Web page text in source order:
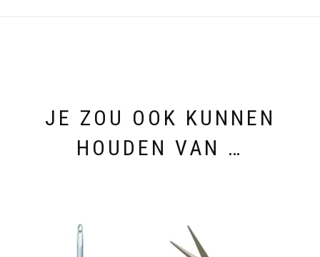
JE ZOU OOK KUNNEN
HOUDEN VAN …